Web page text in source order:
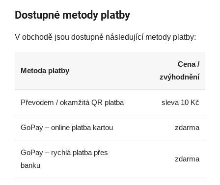
Dostupné metody platby
V obchodě jsou dostupné následující metody platby:
Metoda platby
Cena /
zvýhodnění
Převodem / okamžitá QR platba sleva 10 Kč
GoPay – online platba kartou zdarma
GoPay – rychlá platba přes
banku
zdarma